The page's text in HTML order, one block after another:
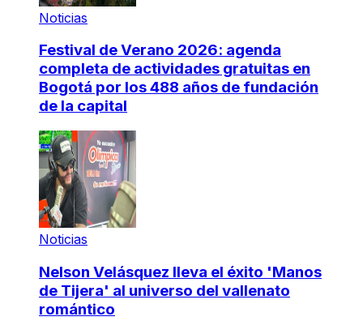
Noticias
Festival de Verano 2026: agenda
completa de actividades gratuitas en
Bogotá por los 488 años de fundación
de la capital
Noticias
Nelson Velásquez lleva el éxito 'Manos
de Tijera' al universo del vallenato
romántico